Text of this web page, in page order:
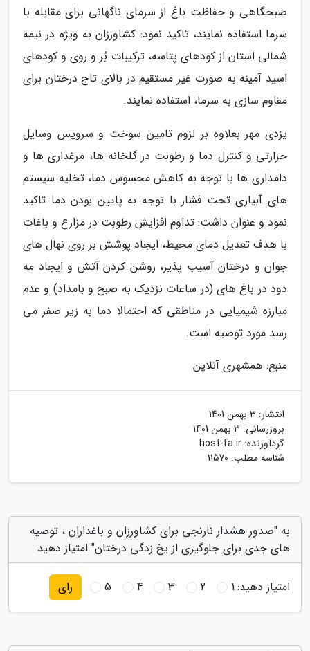
صبحگاهی و حفاظت باغ از سرمای ناگهانی برای مقابله با
سرما استفاده نمایند، تاکید نمود: کشاورزان به ویژه در نیمه
شمالی استان از کودهای پتاسه، ترکیبات بُر و روی و کودهای
اسید آمینه به صورت غیر مستقیم در بالای تاج درختان برای
مقاوم سازی به سرما، استفاده نمایند.
یزدی مهر بعلاوه بر لزوم تامین سوخت و سرویس وسایل
حرارتی و کنترل دما و رطوبت در گلخانه ها، مرغداری ها و
دامداری ها با توجه به کاهش محسوس دما، تخلیه سیستم
های آبیاری تحت فشار با توجه به پایین بودن دما تاکید
نمود و عنوان داشت: تداوم افزایش رطوبت در مزارع و باغات
با هدف تعدیل دمای محیط، ایجاد پوشش بر روی نهال های
جوان و درختان آسیب پذیر، روشن کردن آتش و ایجاد مه
دود در باغ های (در ساعات نزدیک به صبح و بامداد) و عدم
مبارزه شیمیایی در مناطقی که احتمالا دما به زیر صفر می
رسد مورد توصیه است.
منبع: همشهری آنلاین
انتشار: 3 بهمن 1401
بروزرسانی: 3 بهمن 1401
گردآورنده: host-fa.ir
شناسه مطلب: 11570
به "صدور هشدار نارنجی برای کشاورزان و باغداران ، توصیه
های جدی برای جلوگیری از یخ زدگی درختان" امتیاز دهید
امتیاز دهید:1
2
3
4
5 رای